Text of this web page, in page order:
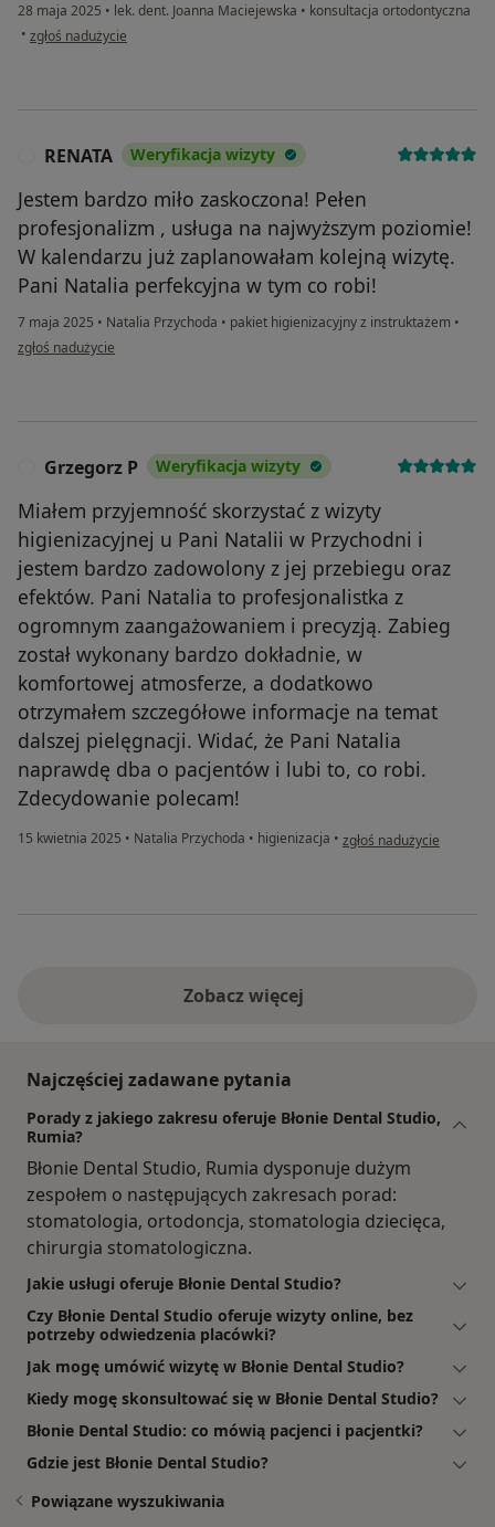
28 maja 2025 • lek. dent. Joanna Maciejewska • konsultacja ortodontyczna
• w opinii użytkownika Malgorzata
zgłoś nadużycie
RENATA Weryfikacja wizyty
Jestem bardzo miło zaskoczona! Pełen
profesjonalizm , usługa na najwyższym poziomie!
W kalendarzu już zaplanowałam kolejną wizytę.
Pani Natalia perfekcyjna w tym co robi!
7 maja 2025 • Natalia Przychoda • pakiet higienizacyjny z instruktażem •
w opinii użytkownika RENATA
zgłoś nadużycie
Grzegorz P Weryfikacja wizyty
Miałem przyjemność skorzystać z wizyty
higienizacyjnej u Pani Natalii w Przychodni i
jestem bardzo zadowolony z jej przebiegu oraz
efektów. Pani Natalia to profesjonalistka z
ogromnym zaangażowaniem i precyzją. Zabieg
został wykonany bardzo dokładnie, w
komfortowej atmosferze, a dodatkowo
otrzymałem szczegółowe informacje na temat
dalszej pielęgnacji. Widać, że Pani Natalia
naprawdę dba o pacjentów i lubi to, co robi.
Zdecydowanie polecam!
15 kwietnia 2025 • Natalia Przychoda • higienizacja • w opinii użytkownika
zgłoś nadużycie
Zobacz więcej
Najczęściej zadawane pytania
Porady z jakiego zakresu oferuje Błonie Dental Studio,
Rumia?
Błonie Dental Studio, Rumia dysponuje dużym
zespołem o następujących zakresach porad:
stomatologia, ortodoncja, stomatologia dziecięca,
chirurgia stomatologiczna.
Jakie usługi oferuje Błonie Dental Studio?
Czy Błonie Dental Studio oferuje wizyty online, bez
potrzeby odwiedzenia placówki?
Jak mogę umówić wizytę w Błonie Dental Studio?
Kiedy mogę skonsultować się w Błonie Dental Studio?
Błonie Dental Studio: co mówią pacjenci i pacjentki?
Gdzie jest Błonie Dental Studio?
Powiązane wyszukiwania